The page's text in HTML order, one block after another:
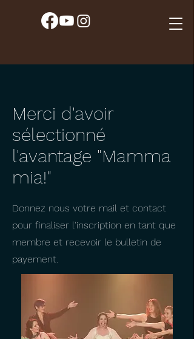
Merci d'avoir
sélectionné
l'avantage "Mamma
mia!"
Donnez nous votre mail et contact
pour finaliser l'inscription en tant que
membre et recevoir le bulletin de
payement.